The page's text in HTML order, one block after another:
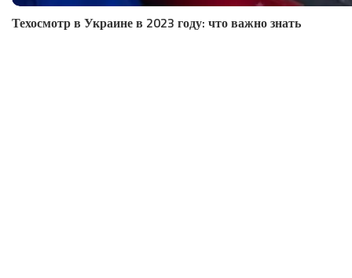
Техосмотр в Украине в 2023 году: что важно знать